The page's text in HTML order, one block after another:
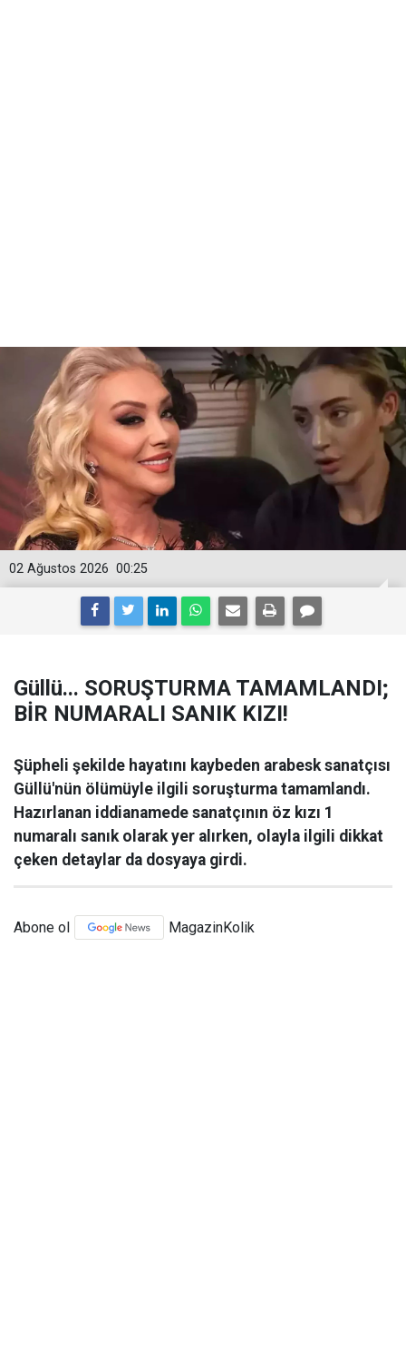
00:25
02 Ağustos 2026
Güllü... SORUŞTURMA TAMAMLANDI;
BİR NUMARALI SANIK KIZI!
Şüpheli şekilde hayatını kaybeden arabesk sanatçısı
Güllü'nün ölümüyle ilgili soruşturma tamamlandı.
Hazırlanan iddianamede sanatçının öz kızı 1
numaralı sanık olarak yer alırken, olayla ilgili dikkat
çeken detaylar da dosyaya girdi.
Abone ol MagazinKolik